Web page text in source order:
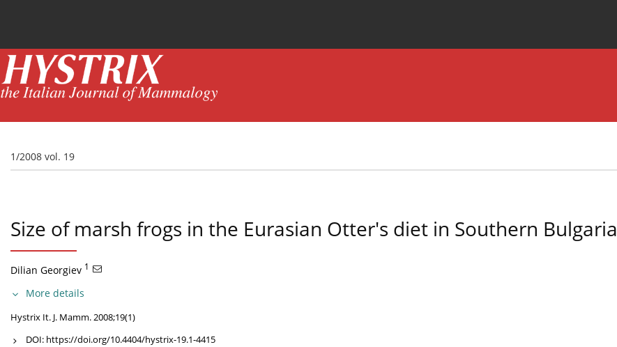
1/2008 vol. 19
Size of marsh frogs in the Eurasian Otter's diet in Southern Bulgaria
Dilian Georgiev 1
More details
Hystrix It. J. Mamm. 2008;19(1)
DOI: https://doi.org/10.4404/hystrix-19.1-4415